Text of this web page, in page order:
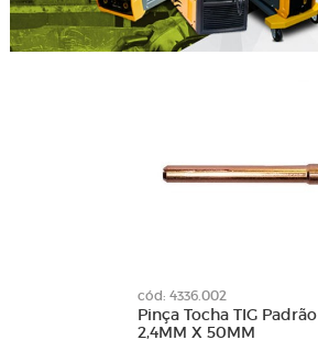
cód: 4336.002
Pinça Tocha TIG Padrão
2,4MM X 50MM